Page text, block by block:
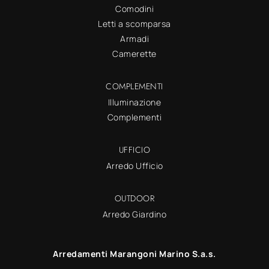
Comodini
Letti a scomparsa
Armadi
Camerette
COMPLEMENTI
Illuminazione
Complementi
UFFICIO
Arredo Ufficio
OUTDOOR
Arredo Giardino
Arredamenti Marangoni Marino S.a.s.